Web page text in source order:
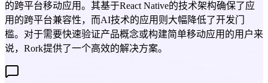
的跨平台移动应用。其基于React Native的技术架构确保了应
用的跨平台兼容性，而AI技术的应用则大幅降低了开发门
槛。对于需要快速验证产品概念或构建简单移动应用的用户来
说，Rork提供了一个高效的解决方案。